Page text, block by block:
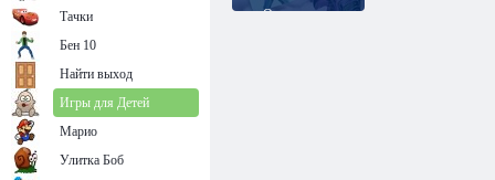
Охотники на
Тачки
Бен 10
Найти выход
Игры для Детей
Марио
Улитка Боб